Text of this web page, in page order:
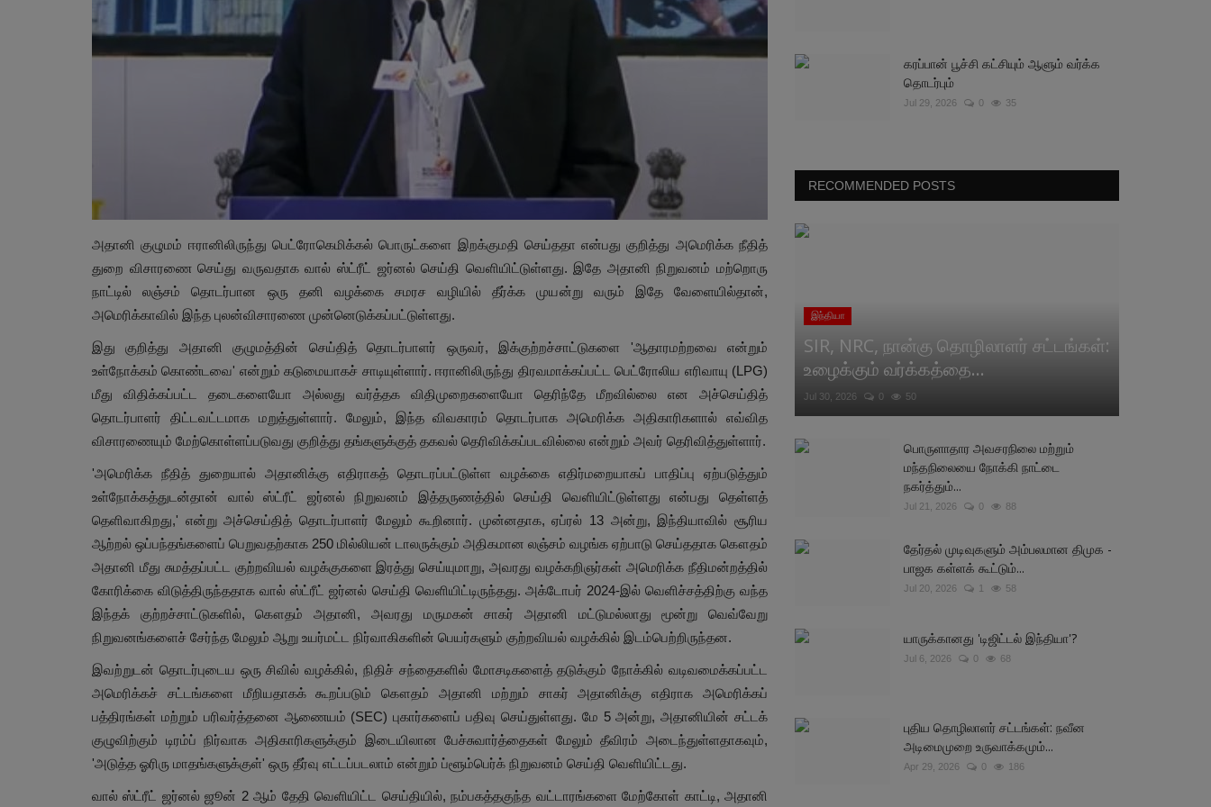
அதானி குழுமம் ஈரானிலிருந்து பெட்ரோகெமிக்கல் பொருட்களை இறக்குமதி செய்ததா என்பது குறித்து அமெரிக்க நீதித்
துறை விசாரணை செய்து வருவதாக வால் ஸ்ட்ரீட் ஜர்னல் செய்தி வெளியிட்டுள்ளது. இதே அதானி நிறுவனம் மற்றொரு
நாட்டில் லஞ்சம் தொடர்பான ஒரு தனி வழக்கை சமரச வழியில் தீர்க்க முயன்று வரும் இதே வேளையில்தான்,
அமெரிக்காவில் இந்த புலன்விசாரணை முன்னெடுக்கப்பட்டுள்ளது.
இது குறித்து அதானி குழுமத்தின் செய்தித் தொடர்பாளர் ஒருவர், இக்குற்றச்சாட்டுகளை 'ஆதாரமற்றவை என்றும்
உள்நோக்கம் கொண்டவை' என்றும் கடுமையாகச் சாடியுள்ளார். ஈரானிலிருந்து திரவமாக்கப்பட்ட பெட்ரோலிய எரிவாயு (LPG)
மீது விதிக்கப்பட்ட தடைகளையோ அல்லது வர்த்தக விதிமுறைகளையோ தெரிந்தே மீறவில்லை என அச்செய்தித்
தொடர்பாளர் திட்டவட்டமாக மறுத்துள்ளார். மேலும், இந்த விவகாரம் தொடர்பாக அமெரிக்க அதிகாரிகளால் எவ்வித
விசாரணையும் மேற்கொள்ளப்படுவது குறித்து தங்களுக்குத் தகவல் தெரிவிக்கப்படவில்லை என்றும் அவர் தெரிவித்துள்ளார்.
'அமெரிக்க நீதித் துறையால் அதானிக்கு எதிராகத் தொடரப்பட்டுள்ள வழக்கை எதிர்மறையாகப் பாதிப்பு ஏற்படுத்தும்
உள்நோக்கத்துடன்தான் வால் ஸ்ட்ரீட் ஜர்னல் நிறுவனம் இத்தருணத்தில் செய்தி வெளியிட்டுள்ளது என்பது தெள்ளத்
தெளிவாகிறது,' என்று அச்செய்தித் தொடர்பாளர் மேலும் கூறினார். முன்னதாக, ஏப்ரல் 13 அன்று, இந்தியாவில் சூரிய
ஆற்றல் ஒப்பந்தங்களைப் பெறுவதற்காக 250 மில்லியன் டாலருக்கும் அதிகமான லஞ்சம் வழங்க ஏற்பாடு செய்ததாக கௌதம்
அதானி மீது சுமத்தப்பட்ட குற்றவியல் வழக்குகளை இரத்து செய்யுமாறு, அவரது வழக்கறிஞர்கள் அமெரிக்க நீதிமன்றத்தில்
கோரிக்கை விடுத்திருந்ததாக வால் ஸ்ட்ரீட் ஜர்னல் செய்தி வெளியிட்டிருந்தது. அக்டோபர் 2024-இல் வெளிச்சத்திற்கு வந்த
இந்தக் குற்றச்சாட்டுகளில், கௌதம் அதானி, அவரது மருமகன் சாகர் அதானி மட்டுமல்லாது மூன்று வெவ்வேறு
நிறுவனங்களைச் சேர்ந்த மேலும் ஆறு உயர்மட்ட நிர்வாகிகளின் பெயர்களும் குற்றவியல் வழக்கில் இடம்பெற்றிருந்தன.
இவற்றுடன் தொடர்புடைய ஒரு சிவில் வழக்கில், நிதிச் சந்தைகளில் மோசடிகளைத் தடுக்கும் நோக்கில் வடிவமைக்கப்பட்ட
அமெரிக்கச் சட்டங்களை மீறியதாகக் கூறப்படும் கௌதம் அதானி மற்றும் சாகர் அதானிக்கு எதிராக அமெரிக்கப்
பத்திரங்கள் மற்றும் பரிவர்த்தனை ஆணையம் (SEC) புகார்களைப் பதிவு செய்துள்ளது. மே 5 அன்று, அதானியின் சட்டக்
குழுவிற்கும் டிரம்ப் நிர்வாக அதிகாரிகளுக்கும் இடையிலான பேச்சுவார்த்தைகள் மேலும் தீவிரம் அடைந்துள்ளதாகவும்,
'அடுத்த ஓரிரு மாதங்களுக்குள்' ஒரு தீர்வு எட்டப்படலாம் என்றும் ப்ளூம்பெர்க் நிறுவனம் செய்தி வெளியிட்டது.
வால் ஸ்ட்ரீட் ஜர்னல் ஜூன் 2 ஆம் தேதி வெளியிட்ட செய்தியில், நம்பகத்தகுந்த வட்டாரங்களை மேற்கோள் காட்டி, அதானி
கரப்பான் பூச்சி கட்சியும் ஆளும் வர்க்க
தொடர்பும்
Jul 29, 2026 0 35
RECOMMENDED POSTS
இந்தியா
SIR, NRC, நான்கு தொழிலாளர் சட்டங்கள்:
உழைக்கும் வர்க்கத்தை...
Jul 30, 2026 0 50
பொருளாதார அவசரநிலை மற்றும்
மந்தநிலையை நோக்கி நாட்டை
நகர்த்தும்...
Jul 21, 2026 0 88
தேர்தல் முடிவுகளும் அம்பலமான திமுக -
பாஜக கள்ளக் கூட்டும்...
Jul 20, 2026 1 58
யாருக்கானது 'டிஜிட்டல் இந்தியா'?
Jul 6, 2026 0 68
புதிய தொழிலாளர் சட்டங்கள்: நவீன
அடிமைமுறை உருவாக்கமும்...
Apr 29, 2026 0 186